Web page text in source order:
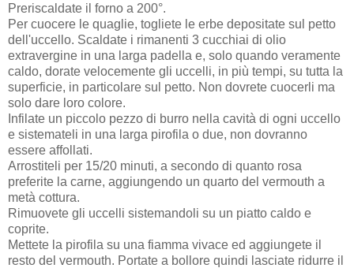
Preriscaldate il forno a 200°.
Per cuocere le quaglie, togliete le erbe depositate sul petto
dell'uccello. Scaldate i rimanenti 3 cucchiai di olio
extravergine in una larga padella e, solo quando veramente
caldo, dorate velocemente gli uccelli, in più tempi, su tutta la
superficie, in particolare sul petto. Non dovrete cuocerli ma
solo dare loro colore.
Infilate un piccolo pezzo di burro nella cavità di ogni uccello
e sistemateli in una larga pirofila o due, non dovranno
essere affollati.
Arrostiteli per 15/20 minuti, a secondo di quanto rosa
preferite la carne, aggiungendo un quarto del vermouth a
metà cottura.
Rimuovete gli uccelli sistemandoli su un piatto caldo e
coprite.
Mettete la pirofila su una fiamma vivace ed aggiungete il
resto del vermouth. Portate a bollore quindi lasciate ridurre il